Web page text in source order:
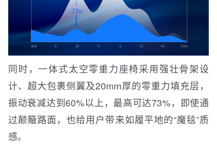
同时，一体式太空零重力座椅采用强壮骨架设
计、超大包裹侧翼及20mm厚的零重力填充层，
振动衰减达到60%以上，最高可达73%，即使通
过颠簸路面，也给用户带来如履平地的“魔毯”质
感。